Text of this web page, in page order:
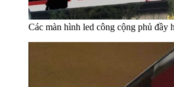
Các màn hình led công cộng phủ đầy